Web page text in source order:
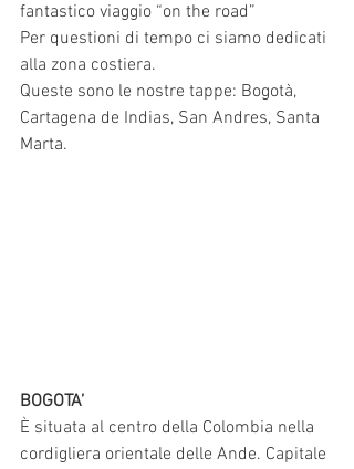
fantastico viaggio “on the road”
Per questioni di tempo ci siamo dedicati
alla zona costiera.
Queste sono le nostre tappe: Bogotà,
Cartagena de Indias, San Andres, Santa
Marta.
BOGOTA’
È situata al centro della Colombia nella
cordigliera orientale delle Ande. Capitale